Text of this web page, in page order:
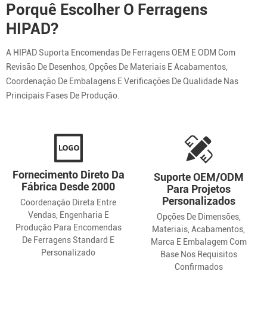
Porquê Escolher O Ferragens
HIPAD?
A HIPAD Suporta Encomendas De Ferragens OEM E ODM Com
Revisão De Desenhos, Opções De Materiais E Acabamentos,
Coordenação De Embalagens E Verificações De Qualidade Nas
Principais Fases De Produção.
Fornecimento Direto Da
Fábrica Desde 2000
Coordenação Direta Entre
Vendas, Engenharia E
Produção Para Encomendas
De Ferragens Standard E
Personalizado
Suporte OEM/ODM
Para Projetos
Personalizados
Opções De Dimensões,
Materiais, Acabamentos,
Marca E Embalagem Com
Base Nos Requisitos
Confirmados